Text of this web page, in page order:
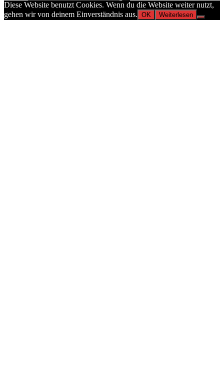
Diese Website benutzt Cookies. Wenn du die Website weiter nutzt,
gehen wir von deinem Einverständnis aus. OK Weiterlesen